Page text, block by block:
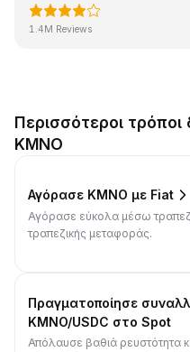
1.4M Reviews
Περισσότεροι
KMNO
Αγόρασε KMNO με Fiat
Αγόρασε εύκολα μέσω
τραπεζικής μεταφοράς.
Πραγματοποίησε
KMNO/USDC στο Spot
Απόλαυσε βαθιά ρευστότητα